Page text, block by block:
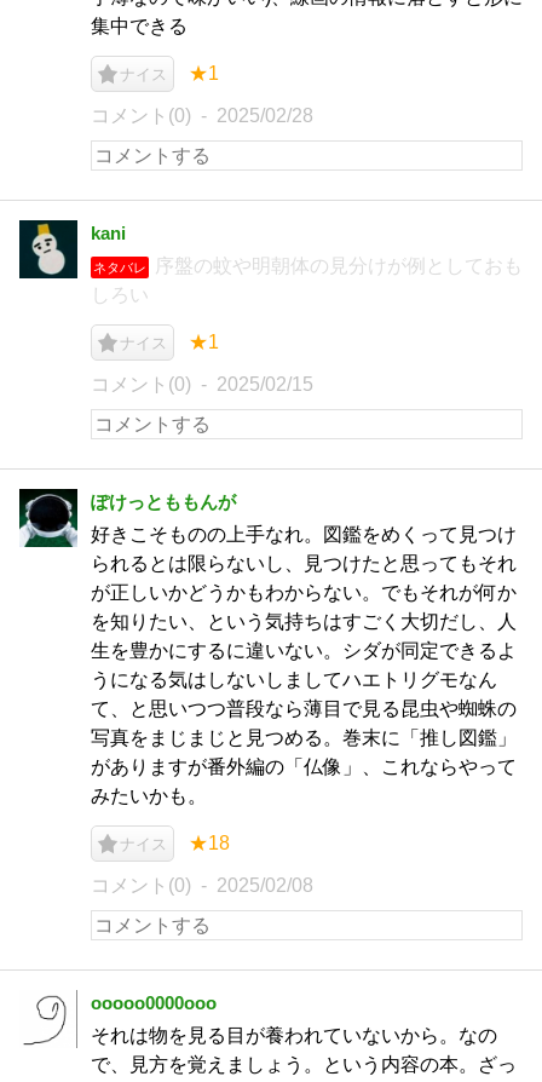
集中できる
ナイス ★1
コメント(0) 2025/02/28
kani
ネタバレ
序盤の蚊や明朝体の見分けが例としておも
しろい
ナイス ★1
コメント(0) 2025/02/15
ぽけっとももんが
好きこそものの上手なれ。図鑑をめくって見つけ
られるとは限らないし、見つけたと思ってもそれ
が正しいかどうかもわからない。でもそれが何か
を知りたい、という気持ちはすごく大切だし、人
生を豊かにするに違いない。シダが同定できるよ
うになる気はしないしましてハエトリグモなん
て、と思いつつ普段なら薄目で見る昆虫や蜘蛛の
写真をまじまじと見つめる。巻末に「推し図鑑」
がありますが番外編の「仏像」、これならやって
みたいかも。
ナイス ★18
コメント(0) 2025/02/08
ooooo0000ooo
それは物を見る目が養われていないから。なの
で、見方を覚えましょう。という内容の本。ざっ